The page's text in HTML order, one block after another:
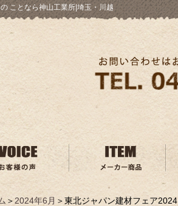
ことなら神山工業所|埼玉・川越
＞2024年6月 ＞東北ジャパン建材フェア2024